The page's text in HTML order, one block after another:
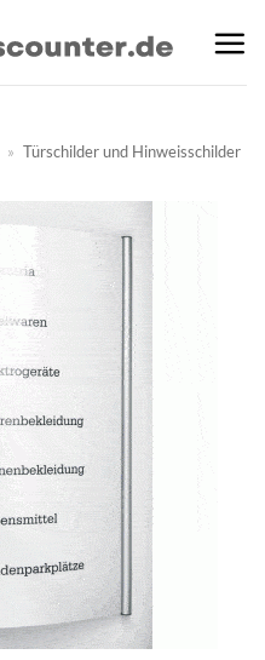
» Türschilder und Hinweisschilder